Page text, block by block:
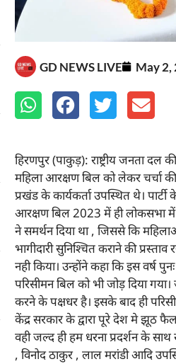
GD NEWS LIVE May 2,
हिरणपुर (पाकुड़): राष्ट्रीय जनता दल
महिला आरक्षण बिल को लेकर चर्चा
प्रखंड के कार्यकर्ता उपस्थित थे।
आरक्षण बिल 2023 में ही लोकसभा में
ने समर्थन दिया था , जिससे कि
भागीदारी सुनिश्चित कराने की
नही किया। उन्होंने कहा कि इस वर्ष
परिसीमन बिल को भी जोड़ दिया
करने के पक्षधर है। इसके बाद ही
केंद्र सरकार के द्वारा पूरे देश मे झूठ
वही जल्द ही हम धरना प्रदर्शन के
, विनोद ठाकुर , लाल मरांडी आदि